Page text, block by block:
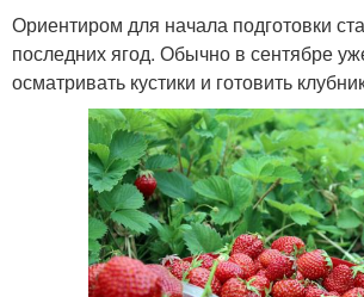
Ориентиром для начала подготовки
последних ягод. Обычно в сентябре
осматривать кустики и готовить